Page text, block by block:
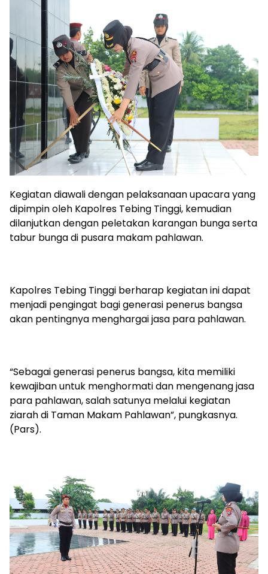
Kegiatan diawali dengan pelaksanaan upacara yang
dipimpin oleh Kapolres Tebing Tinggi, kemudian
dilanjutkan dengan peletakan karangan bunga serta
tabur bunga di pusara makam pahlawan.
Kapolres Tebing Tinggi berharap kegiatan ini dapat
menjadi pengingat bagi generasi penerus bangsa
akan pentingnya menghargai jasa para pahlawan.
“Sebagai generasi penerus bangsa, kita memiliki
kewajiban untuk menghormati dan mengenang jasa
para pahlawan, salah satunya melalui kegiatan
ziarah di Taman Makam Pahlawan”, pungkasnya.
(Pars).